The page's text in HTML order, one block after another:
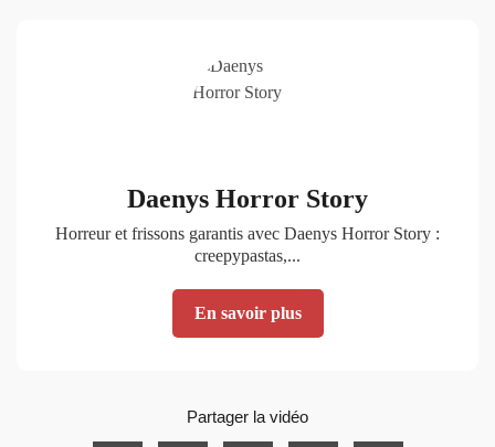
Daenys Horror Story
Horreur et frissons garantis avec Daenys Horror Story :
creepypastas,...
En savoir plus
Partager la vidéo